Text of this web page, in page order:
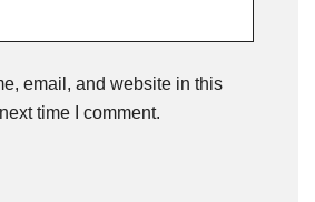
email, and website in this
time I comment.